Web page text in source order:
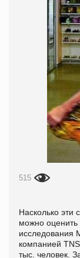
515
Насколько эти
можно оценить
исследования
компанией
тыс. человек.